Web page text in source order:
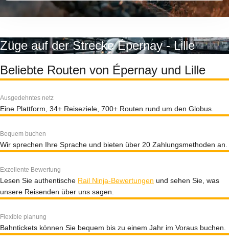
Züge auf der Strecke Épernay - Lille
Beliebte Routen von Épernay und Lille
Ausgedehntes netz
Eine Plattform, 34+ Reiseziele, 700+ Routen rund um den Globus.
Bequem buchen
Wir sprechen Ihre Sprache und bieten über 20 Zahlungsmethoden an.
Exzellente Bewertung
Lesen Sie authentische Rail Ninja-Bewertungen und sehen Sie, was
unsere Reisenden über uns sagen.
Flexible planung
Bahntickets können Sie bequem bis zu einem Jahr im Voraus buchen.